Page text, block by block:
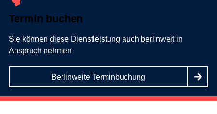
Termin buchen
Sie können diese Dienstleistung auch berlinweit in
Anspruch nehmen
Berlinweite Terminbuchung